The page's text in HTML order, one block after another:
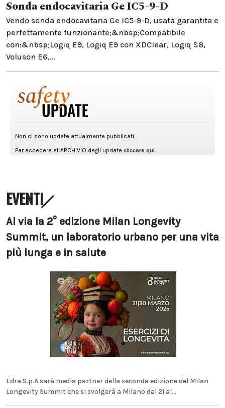
Sonda endocavitaria Ge IC5-9-D
Vendo sonda endocavitaria Ge IC5-9-D, usata garantita e
perfettamente funzionante;&nbsp;Compatibile
con:&nbsp;Logiq E9, Logiq E9 con XDClear, Logiq S8,
Voluson E6,...
EVENTI
Al via la 2° edizione Milan Longevity
Summit, un laboratorio urbano per una vita
più lunga e in salute
Edra S.p.A sarà media partner della seconda edizione del Milan
Longevity Summit che si svolgerà a Milano dal 21 al...